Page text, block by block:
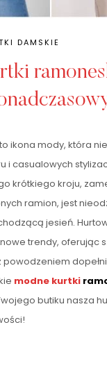
DAMSKIE
ikona mody, która
i casualowych
krótkiego kroju,
ramion, jest
jesień.
trendy, oferując
modne kurtki
butiku nasza